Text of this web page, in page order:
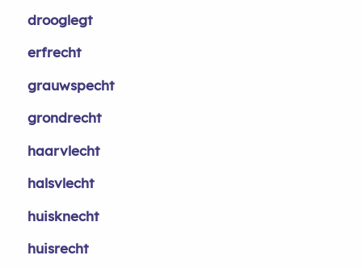
drooglegt
erfrecht
grauwspecht
grondrecht
haarvlecht
halsvlecht
huisknecht
huisrecht